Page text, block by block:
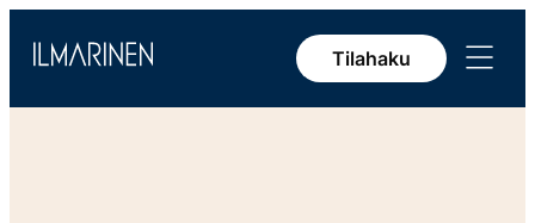
sisältöön
Tilahaku
Avaa
valikko